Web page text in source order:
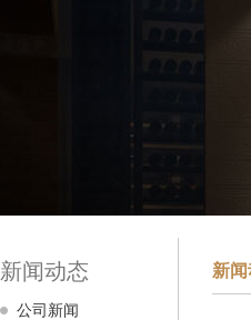
新闻动态
公司新闻
新